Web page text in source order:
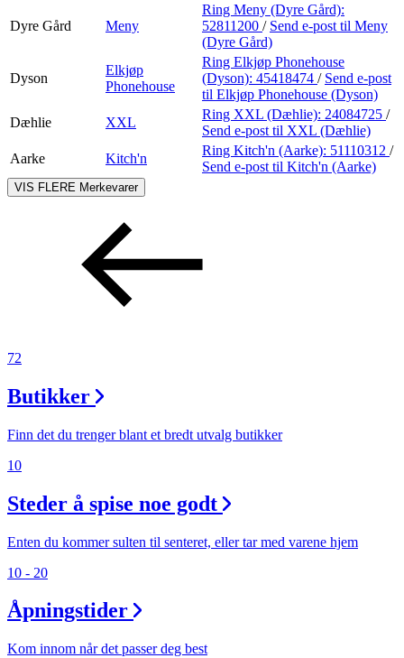
Dyre Gård Meny
Ring Meny (Dyre Gård):
52811200 / Send e-post til Meny
(Dyre Gård)
Dyson
Elkjøp
Phonehouse
Ring Elkjøp Phonehouse
(Dyson): 45418474 / Send e-post
til Elkjøp Phonehouse (Dyson)
Dæhlie
XXL
Ring XXL (Dæhlie): 24084725 /
Send e-post til XXL (Dæhlie)
Aarke
Kitch'n
Ring Kitch'n (Aarke): 51110312 /
Send e-post til Kitch'n (Aarke)
VIS FLERE Merkevarer
72
Butikker
Finn det du trenger blant et bredt utvalg butikker
10
Steder å spise noe godt
Enten du kommer sulten til senteret, eller tar med varene hjem
10 - 20
Åpningstider
Kom innom når det passer deg best